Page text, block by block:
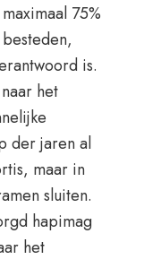
75%
is.
het
der jaren al
maar in
sluiten.
hapimag
het